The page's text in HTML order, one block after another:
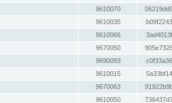
9610070
9610035
9610066
9670050
9690093
9610015
9670063
9610050